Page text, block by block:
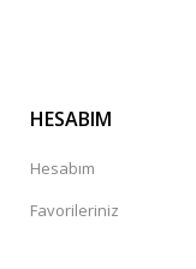
HESABIM
Hesabım
Favorileriniz